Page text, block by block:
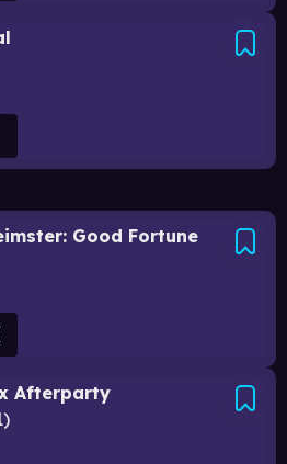
Good Fortune
Afterparty